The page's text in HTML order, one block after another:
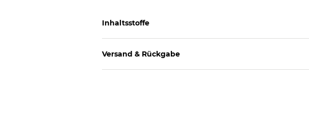
Inhaltsstoffe
Versand & Rückgabe